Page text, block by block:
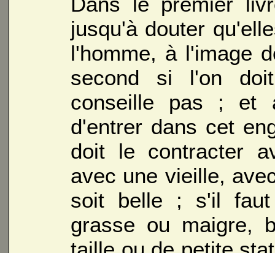
jusqu'à douter
l'homme, à l'image
second si l'on
conseille pas ; et
d'entrer dans cet
doit le contracter
avec une vieille,
soit belle ; s'il
grasse ou maigre,